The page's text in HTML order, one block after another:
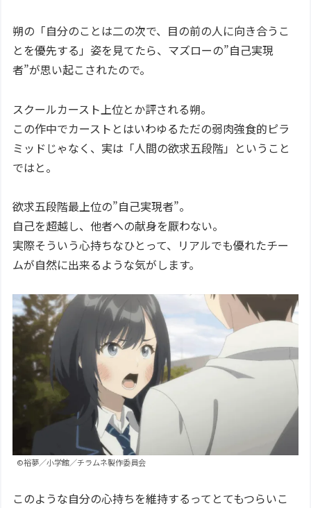
朔の「自分のことは二の次で、目の前の人に向き合うこ
とを優先する」姿を見てたら、マズローの”自己実現
者”が思い起こされたので。
スクールカースト上位とか評される朔。
この作中でカーストとはいわゆるただの弱肉強食的ピラ
ミッドじゃなく、実は「人間の欲求五段階」ということ
ではと。
欲求五段階最上位の”自己実現者”。
自己を超越し、他者への献身を厭わない。
実際そういう心持ちなひとって、リアルでも優れたチー
ムが自然に出来るような気がします。
©裕夢／小学館／チラムネ製作委員会
このような自分の心持ちを維持するってとてもつらいこ